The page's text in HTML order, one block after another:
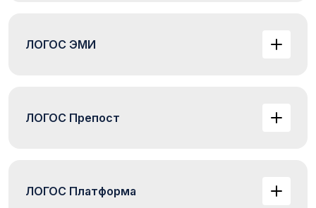
ЛОГОС ЭМИ
ЛОГОС Препост
ЛОГОС Платформа